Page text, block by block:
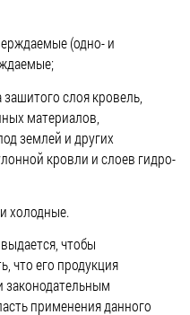
(одно- и
слоя кровель,
материалов,
землей и других
кровли и слоев гидро-
холодные.
выдается, чтобы
что его продукция
законодательным
применения данного